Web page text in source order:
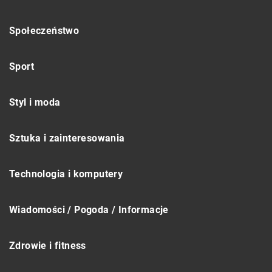
Społeczeństwo
Sport
Styl i moda
Sztuka i zainteresowania
Technologia i komputery
Wiadomości / Pogoda / Informacje
Zdrowie i fitness